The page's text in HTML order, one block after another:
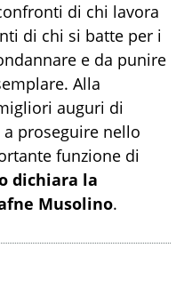
di chi lavora
di chi si batte per i
e da punire
Alla
auguri di
proseguire nello
funzione di
dichiara la
Musolino.